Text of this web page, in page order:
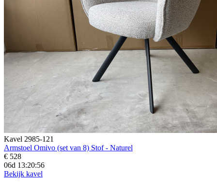
Kavel 2985-121
Armstoel Omivo (set van 8) Stof - Naturel
€ 528
06d 13:20:54
Bekijk kavel